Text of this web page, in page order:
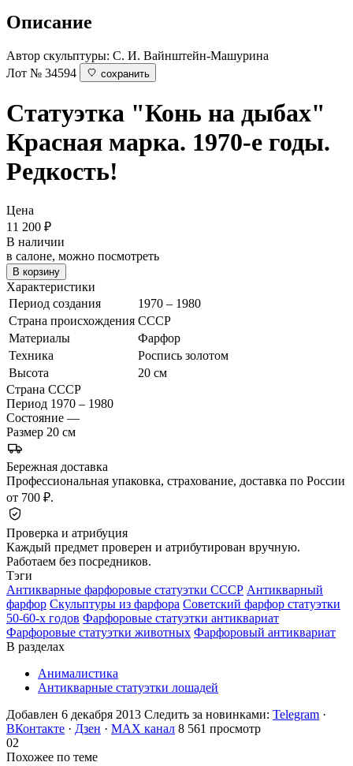
Описание
Автор скульптуры: С. И. Вайнштейн-Машурина
Лот № 34594
сохранить
Статуэтка "Конь на дыбах"
Красная марка. 1970-е годы.
Редкость!
Цена
11 200 ₽
В наличии
в салоне, можно посмотреть
В корзину
Характеристики
Период создания
1970 – 1980
Страна происхождения СССР
Материалы
Фарфор
Техника
Роспись золотом
Высота
20 см
Страна СССР
Период 1970 – 1980
Состояние —
Размер 20 см
Бережная доставка
Профессиональная упаковка, страхование, доставка по России
от 700 ₽.
Проверка и атрибуция
Каждый предмет проверен и атрибутирован вручную.
Работаем без посредников.
Тэги
Антикварные фарфоровые статуэтки СССР Антикварный
фарфор Скульптуры из фарфора Советский фарфор статуэтки
50-60-х годов Фарфоровые статуэтки антиквариат
Фарфоровые статуэтки животных Фарфоровый антиквариат
В разделах
Анималистика
Антикварные статуэтки лошадей
Добавлен 6 декабря 2013 Следить за новинками: Telegram ·
ВКонтакте · Дзен · MAX канал 8 561 просмотр
02
Похожее по теме